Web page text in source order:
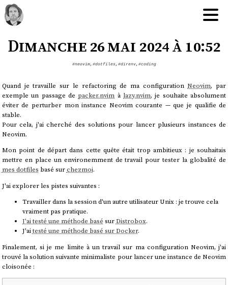
Dimanche 26 mai 2024 à 10:52
#neovim, #dotfiles, #direnv, #coding
Quand je travaille sur le refactoring de ma configurationNeovim, par
exemple un passage de packer.nvim à lazy.nvim, je souhaite absolument
éviter de perturber mon instance Neovim courante — que je qualifie de
stable.
Pour cela, j'ai cherché des solutions pour lancer plusieurs instances de
Neovim.
Mon point de départ dans cette quête était trop ambitieux : je souhaitais
mettre en place un environemment de travail pour tester la globalité de
mes dotfiles basé surchezmoi.
J'ai explorer les pistes suivantes :
Travailler dans la session d'un autre utilisateur Unix : je trouve cela
vraiment pas pratique.
J'ai testé une méthode basé surDistrobox.
J'aitesté une méthode basé sur Docker.
Finalement, si je me limite à un travail sur ma configuration Neovim, j'ai
trouvé la solution suivante minimaliste pour lancer une instance de Neovim
cloisonée :